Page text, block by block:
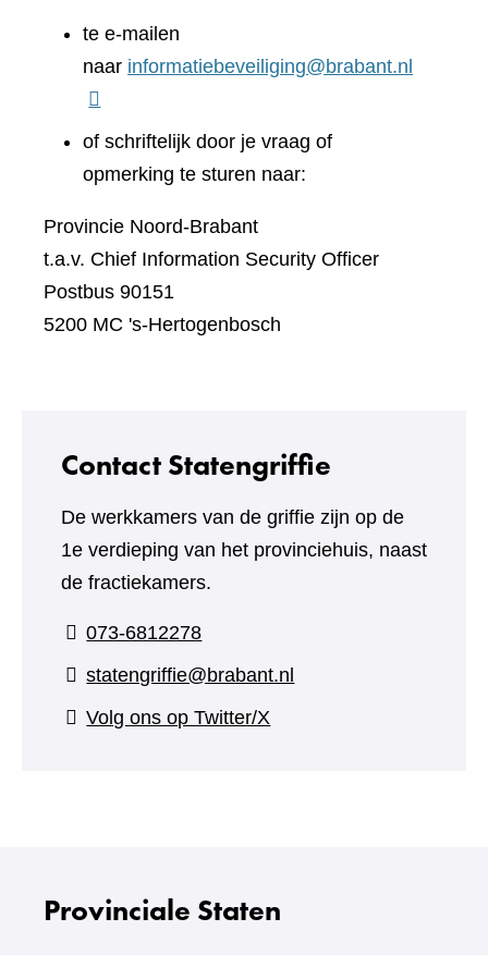
te e-mailen
naar informatiebeveiliging@brabant.nl
of schriftelijk door je vraag of
opmerking te sturen naar:
Provincie Noord-Brabant
t.a.v. Chief Information Security Officer
Postbus 90151
5200 MC 's-Hertogenbosch
Contact Statengriffie
De werkkamers van de griffie zijn op de
1e verdieping van het provinciehuis, naast
de fractiekamers.
073-6812278
statengriffie@brabant.nl
Volg ons op Twitter/X
Provinciale Staten